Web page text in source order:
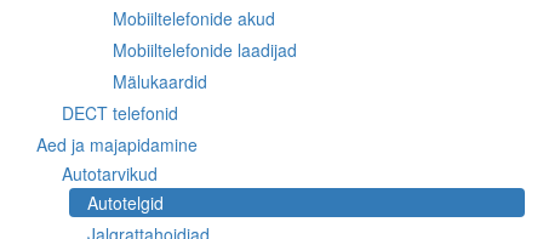
Mobiiltelefonide akud
Mobiiltelefonide laadijad
Mälukaardid
DECT telefonid
Aed ja majapidamine
Autotarvikud
Autotelgid
Jalgrattahoidjad